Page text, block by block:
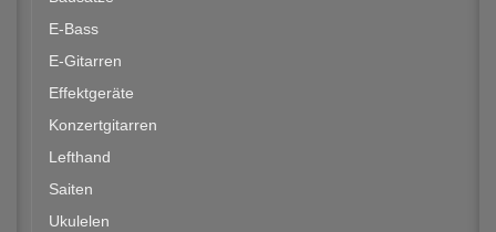
E-Bass
E-Gitarren
Effektgeräte
Konzertgitarren
Lefthand
Saiten
Ukulelen